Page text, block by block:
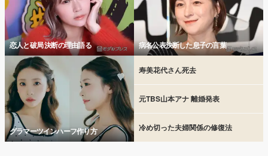
恋人と破局 決断の理由語る 病名公表決断した息子の言葉
グラマーツインハーフ作り方
寿美花代さん死去
元TBS山本アナ 離婚発表
冷め切った夫婦関係の修復法